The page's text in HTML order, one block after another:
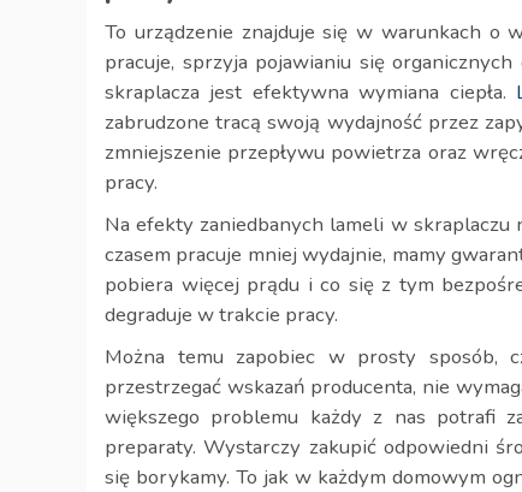
To urządzenie znajduje się w warunkach o
pracuje, sprzyja pojawianiu się
skraplacza jest efektywna wymiana ciepła.
zabrudzone tracą swoją wydajność przez
zmniejszenie przepływu powietrza oraz
pracy.
Na efekty zaniedbanych lameli w skraplaczu
czasem pracuje mniej wydajnie, mamy
pobiera więcej prądu i co się z tym
degraduje w trakcie pracy.
Można temu zapobiec w prosty sposób,
przestrzegać wskazań producenta, nie
większego problemu każdy z nas potrafi
preparaty. Wystarczy zakupić odpowiedni
się borykamy. To jak w każdym domowym